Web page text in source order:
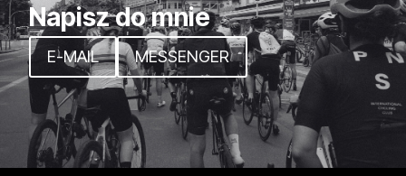
Napisz do mnie
E-MAIL MESSENGER